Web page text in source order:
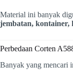
Material ini banyak
jembatan, kontainer,
Perbedaan Corten
Banyak yang mencari